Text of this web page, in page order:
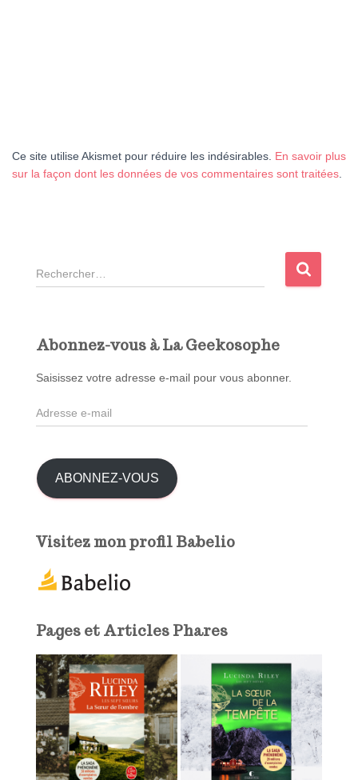
Ce site utilise Akismet pour réduire les indésirables. En savoir plus
sur la façon dont les données de vos commentaires sont traitées
R
e
c
e
r
Abonnez-vous à La Geekosophe
Saisissez votre adresse e-mail pour vous abonner.
A
d
s
s
a
ABONNEZ-VOUS
Visitez mon profil Babelio
Pages et Articles Phares